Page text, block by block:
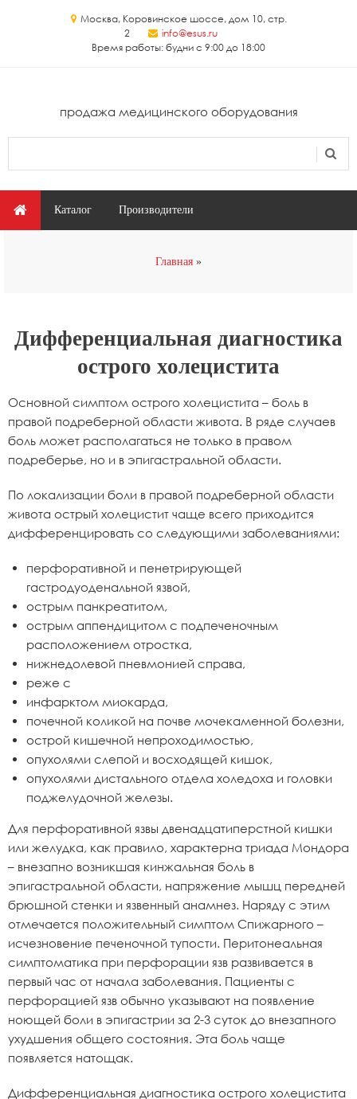
Москва, Коровинское шоссе, дом 10, стр.
2
info@esus.ru
Время работы: будни с 9:00 до 18:00
продажа медицинского оборудования
Главное меню
Каталог Производители
Главная
Дифференциальная диагностика
острого холецистита
Основной симптом острого холецистита – боль в
правой подреберной области живота. В ряде случаев
боль может располагаться не только в правом
подреберье, но и в эпигастральной области.
По локализации боли в правой подреберной области
живота острый холецистит чаще всего приходится
дифференцировать со следующими заболеваниями:
перфоративной и пенетрирующей
гастродуоденальной язвой,
острым панкреатитом,
острым аппендицитом с подпеченочным
расположением отростка,
нижнедолевой пневмонией справа,
реже с
инфарктом миокарда,
почечной коликой на почве мочекаменной болезни,
острой кишечной непроходимостью,
опухолями слепой и восходящей кишок,
опухолями дистального отдела холедоха и головки
поджелудочной железы.
Для перфоративной язвы двенадцатиперстной кишки
или желудка, как правило, характерна триада Мондора
– внезапно возникшая кинжальная боль в
эпигастральной области, напряжение мышц передней
брюшной стенки и язвенный анамнез. Наряду с этим
отмечается положительный симптом Спижарного –
исчезновение печеночной тупости. Перитонеальная
симптоматика при перфорации язв развивается в
первый час от начала заболевания. Пациенты с
перфорацией язв обычно указывают на появление
ноющей боли в эпигастрии за 2-3 суток до внезапного
ухудшения общего состояния. Эта боль чаще
появляется натощак.
Дифференциальная диагностика острого холецистита